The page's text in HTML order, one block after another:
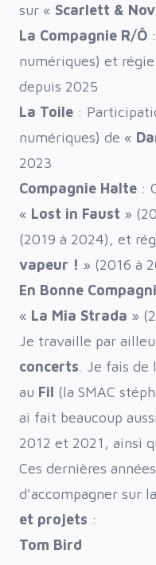
sur « Scarlett &
La Compagnie R/Ô
numériques) et
depuis 2025
La Toile :
numériques) de «
2023
Compagnie Halte :
« Lost in Faust »
(2019 à 2024), et
vapeur ! » (2016 à
En Bonne
« La Mia Strada »
Je travaille par
concerts. Je fais de
au Fil (la SMAC
ai fait beaucoup
2012 et 2021, ainsi
Ces dernières
d’accompagner sur
et projets :
Tom Bird